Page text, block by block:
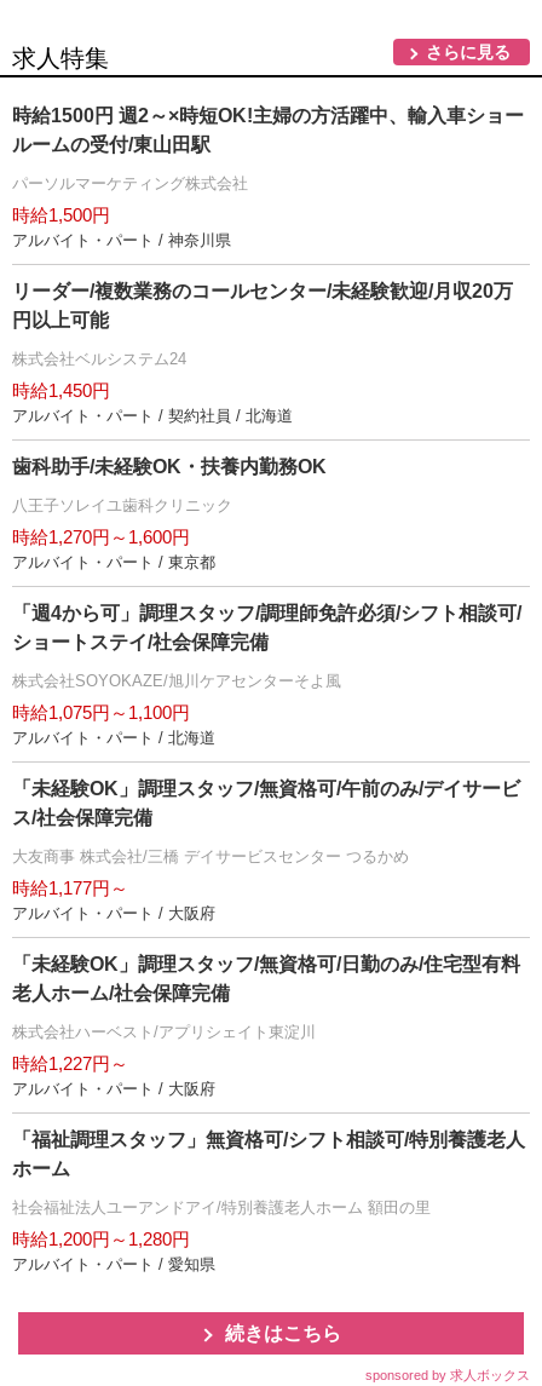
求人特集 さらに見る
時給1500円 週2～×時短OK!主婦の方活躍中、輸入車ショー
ルームの受付/東山田駅
パーソルマーケティング株式会社
時給1,500円
アルバイト・パート / 神奈川県
リーダー/複数業務のコールセンター/未経験歓迎/月収20万
円以上可能
株式会社ベルシステム24
時給1,450円
アルバイト・パート / 契約社員 / 北海道
歯科助手/未経験OK・扶養内勤務OK
八王子ソレイユ歯科クリニック
時給1,270円～1,600円
アルバイト・パート / 東京都
「週4から可」調理スタッフ/調理師免許必須/シフト相談可/
ショートステイ/社会保障完備
株式会社SOYOKAZE/旭川ケアセンターそよ風
時給1,075円～1,100円
アルバイト・パート / 北海道
「未経験OK」調理スタッフ/無資格可/午前のみ/デイサービ
ス/社会保障完備
大友商事 株式会社/三橋 デイサービスセンター つるかめ
時給1,177円～
アルバイト・パート / 大阪府
「未経験OK」調理スタッフ/無資格可/日勤のみ/住宅型有料
老人ホーム/社会保障完備
株式会社ハーベスト/アプリシェイト東淀川
時給1,227円～
アルバイト・パート / 大阪府
「福祉調理スタッフ」無資格可/シフト相談可/特別養護老人
ホーム
社会福祉法人ユーアンドアイ/特別養護老人ホーム 額田の里
時給1,200円～1,280円
アルバイト・パート / 愛知県
続きはこちら
sponsored by 求人ボックス